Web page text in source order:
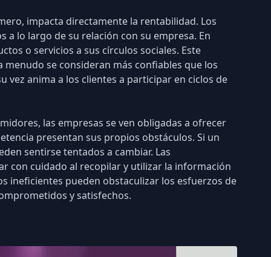
impacta directamente la rentabilidad. Los
a lo largo de su relación con su empresa. En
o servicios a sus círculos sociales. Este
se consideran más confiables que los
anima a los clientes a participar en ciclos de
las empresas se ven obligadas a ofrecer
presentan sus propios obstáculos. Si un
sentirse tentados a cambiar. Las
con cuidado al recopilar y utilizar la información
ineficientes pueden obstaculizar los esfuerzos de
y satisfechos.